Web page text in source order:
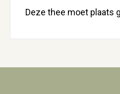
Deze thee moet plaats